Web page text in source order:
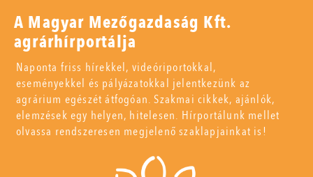
A Magyar Mezőgazdaság Kft.
agrárhírportálja
Naponta friss hírekkel, videóriportokkal,
eseményekkel és pályázatokkal jelentkezünk az
agrárium egészét átfogóan. Szakmai cikkek, ajánlók,
elemzések egy helyen, hitelesen. Hírportálunk mellet
olvassa rendszeresen megjelenő szaklapjainkat is!